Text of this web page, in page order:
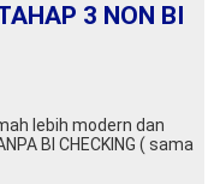
3 NON BI
lebih modern dan
BI CHECKING ( sama